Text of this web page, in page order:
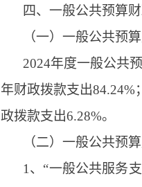
四、一般公共预算
（一）一般公共预
2024年度一般公共
年财政拨款支出
政拨款支出6.28%。
（二）一般公共预
1、“一般公共服务